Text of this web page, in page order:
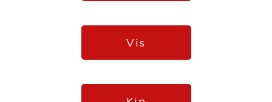
Vis